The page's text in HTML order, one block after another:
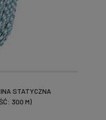
STATYCZNA
(DŁUGOŚĆ: 300 M)